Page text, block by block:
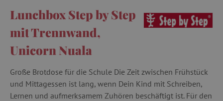
Lunchbox Step by Step
mit Trennwand,
Unicorn Nuala
Große Brotdose für die Schule Die Zeit zwischen Frühstück
und Mittagessen ist lang, wenn Dein Kind mit Schreiben,
Lernen und aufmerksamem Zuhören beschäftigt ist. Für den